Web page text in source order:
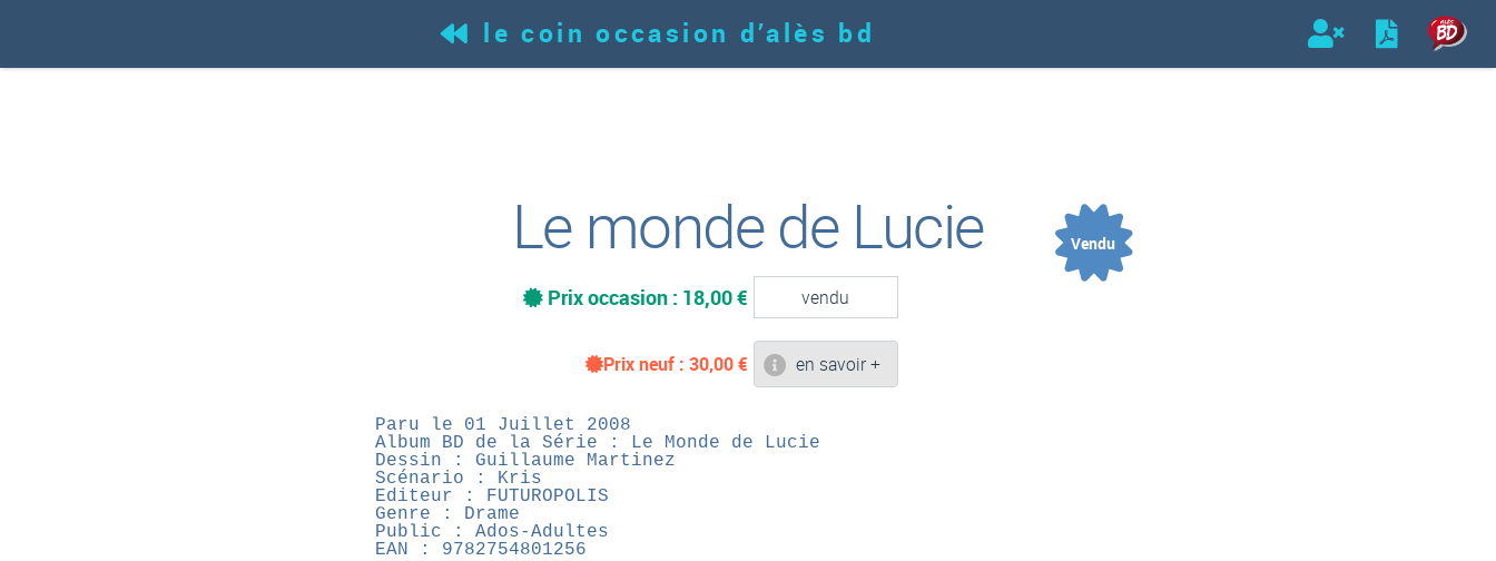
le coin occasion d’alès bd
Le monde de Lucie Vendu
Prix occasion : 18,00 € vendu
Prix neuf : 30,00€ en savoir +
Paru le 01 Juillet 2008
Album BD de la Série : Le Monde de Lucie
Dessin : Guillaume Martinez
Scénario : Kris
Editeur : FUTUROPOLIS
Genre : Drame
Public : Ados-Adultes
EAN : 9782754801256